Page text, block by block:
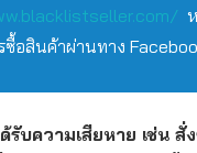
ซื้อสินค้าผ่านทาง
รับความเสียหาย เช่น